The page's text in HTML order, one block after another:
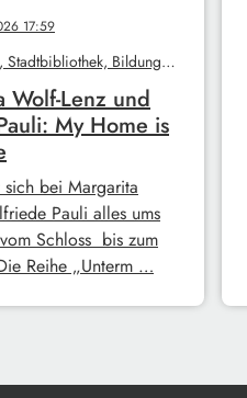
17:59
Unterm Dach, Stadtbibliothek, Bildungswerk
Wolf-Lenz und
My Home is
sich bei Margarita
Pauli alles ums
Schloss bis zum
Reihe „Unterm …